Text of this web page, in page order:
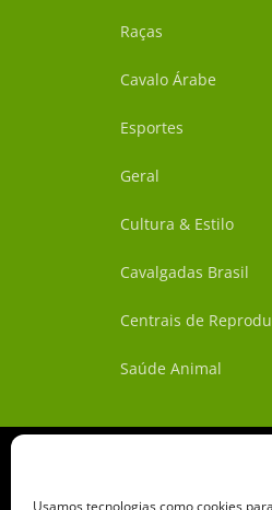
Usamos tecnologias como cookies
Raças
Cavalo Árabe
Esportes
Geral
Cultura & Estilo
Cavalgadas Brasil
Centrais de
Saúde Animal